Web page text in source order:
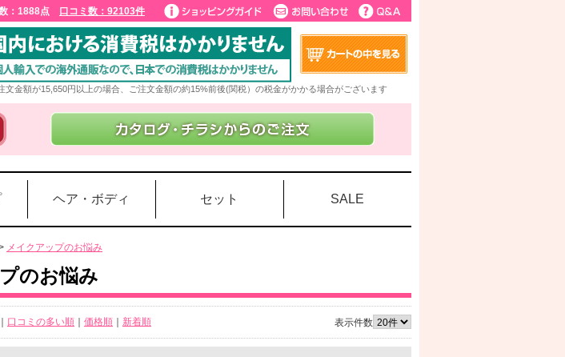
：1888点 口コミ数：92103件
文金額が15,650円以上の場合、ご注文金額の約15%前後(関税）の税金がかかる場合がございます
ヘア・ボディ セット SALE
メイクアップのお悩み
のお悩み
口コミの多い順 価格順 新着順 表示件数